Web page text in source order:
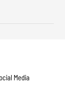
Media